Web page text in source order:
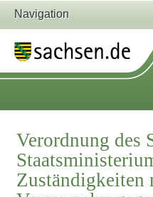
Navigation
Verordnung des
Zuständigkeiten